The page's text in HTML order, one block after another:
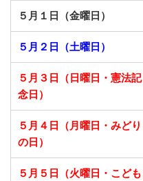
５月１日（金曜日）
５月２日（土曜日）
５月３日（日曜日・憲法記
念日）
５月４日（月曜日・みどり
の日）
５月５日（火曜日・こども